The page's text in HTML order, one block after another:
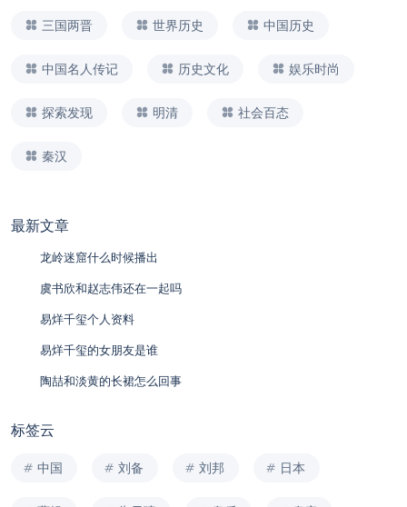
三国两晋 世界历史 中国历史
中国名人传记 历史文化 娱乐时尚
探索发现 明清 社会百态
秦汉
最新文章
龙岭迷窟什么时候播出
虞书欣和赵志伟还在一起吗
易烊千玺个人资料
易烊千玺的女朋友是谁
陶喆和淡黄的长裙怎么回事
标签云
中国 刘备 刘邦 日本